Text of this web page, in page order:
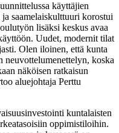
käyttäjien
saamelaiskulttuuri korostui
lisäksi keskus avaa
Uudet, modernit tilat
Olen iloinen, että kunta
neuvottelumenettelyn, koska
näköisen ratkaisun
aluejohtaja Perttu
kuntalaisten
oppimistiloihin.